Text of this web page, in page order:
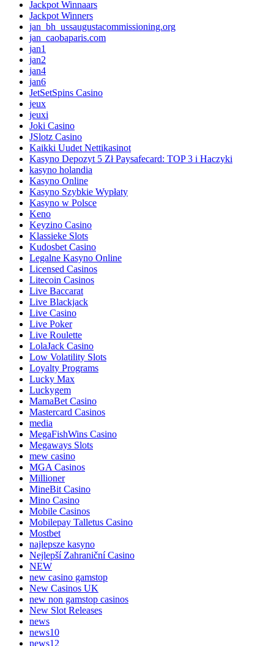
Jackpot Winnaars
Jackpot Winners
jan_bh_ussaugustacommissioning.org
jan_caobaparis.com
jan1
jan2
jan4
jan6
JetSetSpins Casino
jeux
jeuxi
Joki Casino
JSlotz Casino
Kaikki Uudet Nettikasinot
Kasyno Depozyt 5 Zł Paysafecard: TOP 3 i Haczyki
kasyno holandia
Kasyno Online
Kasyno Szybkie Wypłaty
Kasyno w Polsce
Keno
Keyzino Casino
Klassieke Slots
Kudosbet Casino
Legalne Kasyno Online
Licensed Casinos
Litecoin Casinos
Live Baccarat
Live Blackjack
Live Casino
Live Poker
Live Roulette
LolaJack Casino
Low Volatility Slots
Loyalty Programs
Lucky Max
Luckygem
MamaBet Casino
Mastercard Casinos
media
MegaFishWins Casino
Megaways Slots
mew casino
MGA Casinos
Millioner
MineBit Casino
Mino Casino
Mobile Casinos
Mobilepay Talletus Casino
Mostbet
najlepsze kasyno
Nejlepší Zahraniční Casino
NEW
new casino gamstop
New Casinos UK
new non gamstop casinos
New Slot Releases
news
news10
news12